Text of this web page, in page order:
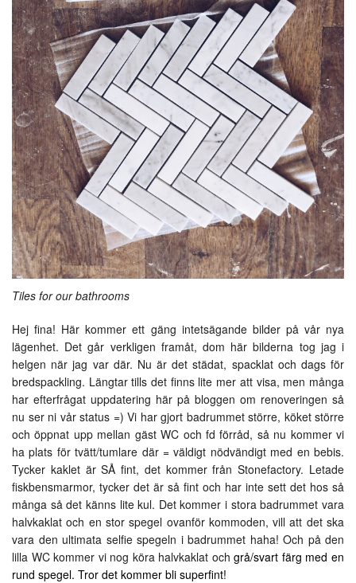
Tiles for our bathrooms
Hej fina! Här kommer ett gäng intetsägande bilder på vår nya
lägenhet. Det går verkligen framåt, dom här bilderna tog jag i
helgen när jag var där. Nu är det städat, spacklat och dags för
bredspackling. Längtar tills det finns lite mer att visa, men många
har efterfrågat uppdatering här på bloggen om renoveringen så
nu ser ni vår status =) Vi har gjort badrummet större, köket större
och öppnat upp mellan gäst WC och fd förråd, så nu kommer vi
ha plats för tvätt/tumlare där = väldigt nödvändigt med en bebis.
Tycker kaklet är SÅ fint, det kommer från Stonefactory. Letade
fiskbensmarmor, tycker det är så fint och har inte sett det hos så
många så det känns lite kul. Det kommer i stora badrummet vara
halvkaklat och en stor spegel ovanför kommoden, vill att det ska
vara den ultimata selfie spegeln i badrummet haha! Och på den
lilla WC kommer vi nog köra halvkaklat ochgrå/svart färg med en
rund spegel. Tror det kommer bli superfint!